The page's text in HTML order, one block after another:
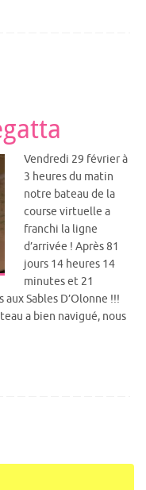
Vendredi 29 février à
3 heures du matin
notre bateau de la
course virtuelle a
franchi la ligne
d’arrivée ! Après 81
jours 14 heures 14
minutes et 21
Sables D’Olonne !!!
a bien navigué, nous